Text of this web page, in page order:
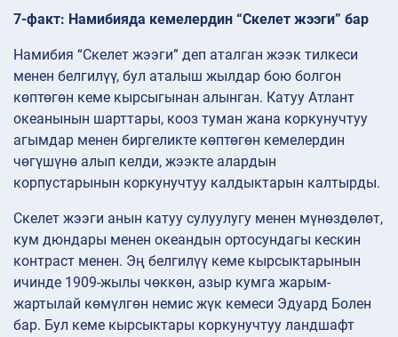
7-факт: Намибияда кемелердин “Скелет жээги” бар
Намибия “Скелет жээги” деп аталган жээк тилкеси
менен белгилүү, бул аталыш жылдар бою болгон
көптөгөн кеме кырсыгынан алынган. Катуу Атлант
океанынын шарттары, кооз туман жана коркунучтуу
агымдар менен биргеликте көптөгөн кемелердин
чөгүшүнө алып келди, жээкте алардын
корпустарынын коркунучтуу калдыктарын калтырды.
Скелет жээги анын катуу сулуулугу менен мүнөздөлөт,
кум дюндары менен океандын ортосундагы кескин
контраст менен. Эң белгилүү кеме кырсыктарынын
ичинде 1909-жылы чөккөн, азыр кумга жарым-
жартылай көмүлгөн немис жүк кемеси Эдуард Болен
бар. Бул кеме кырсыктары коркунучтуу ландшафт